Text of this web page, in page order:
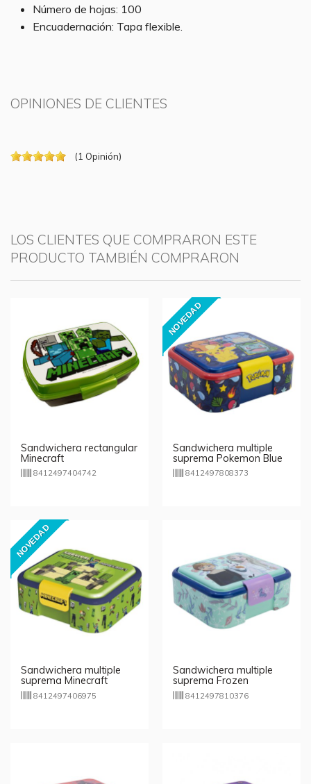
Número de hojas: 100
Encuadernación: Tapa flexible.
OPINIONES DE CLIENTES
(1 Opinión)
LOS CLIENTES QUE COMPRARON ESTE
PRODUCTO TAMBIÉN COMPRARON
Sandwichera rectangular
Minecraft
8412497404742
NOVEDAD
Sandwichera multiple
suprema Pokemon Blue
Team8412497808373
NOVEDAD
Sandwichera multiple
suprema Minecraft
8412497406975
Sandwichera multiple
suprema Frozen
8412497810376